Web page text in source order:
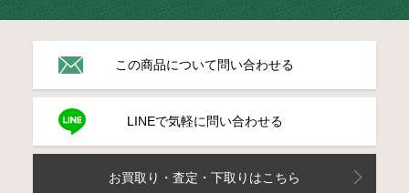
この商品について問い合わせる
LINEで気軽に問い合わせる
お買取り・査定・下取りはこちら